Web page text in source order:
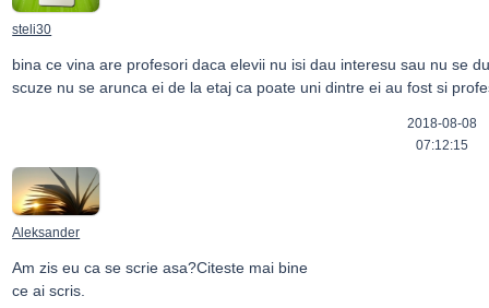
steli30
bina ce vina are profesori daca elevii nu isi dau interesu sau nu se
scuze nu se arunca ei de la etaj ca poate uni dintre ei au fost si
2018-08-08
07:12:15
Aleksander
Am zis eu ca se scrie asa?Citeste mai bine
ce ai scris.